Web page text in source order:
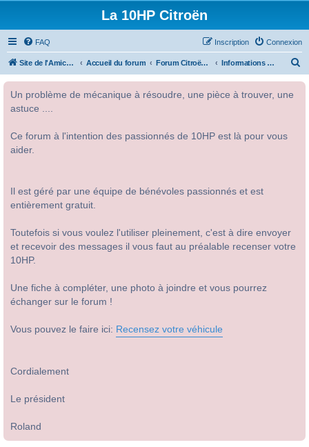
La 10HP Citroën
FAQ Connexion
Inscription
Site de l'Amicale Citroën 10HP Accueil du forum Forum Citroën 10HP Informations diverses
Un problème de mécanique à résoudre, une pièce à trouver, une
astuce ....
Ce forum à l'intention des passionnés de 10HP est là pour vous
aider.
Il est géré par une équipe de bénévoles passionnés et est
entièrement gratuit.
Toutefois si vous voulez l'utiliser pleinement, c'est à dire envoyer
et recevoir des messages il vous faut au préalable recenser votre
10HP.
Une fiche à compléter, une photo à joindre et vous pourrez
échanger sur le forum !
Vous pouvez le faire ici: Recensez votre véhicule
Cordialement
Le président
Roland